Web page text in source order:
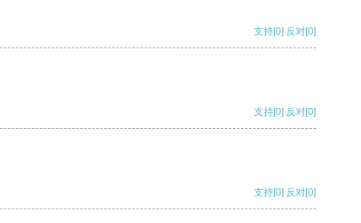
支持[0] 反对[0]
支持[0] 反对[0]
支持[0] 反对[0]